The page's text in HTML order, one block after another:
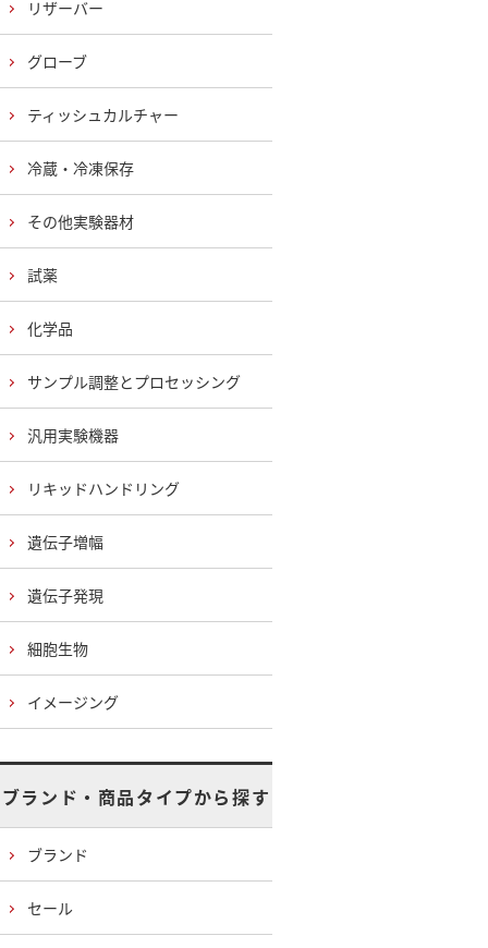
リザーバー
グローブ
ティッシュカルチャー
冷蔵・冷凍保存
その他実験器材
試薬
化学品
サンプル調整とプロセッシング
汎用実験機器
リキッドハンドリング
遺伝子増幅
遺伝子発現
細胞生物
イメージング
ブランド・商品タイプから探す
ブランド
セール